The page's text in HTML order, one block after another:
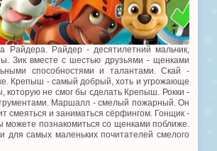
Райдера. Райдер - десятилетний мальчик,
Зик вместе с шестью друзьями - щенками
способностями и талантами. Скай -
Крепыш - самый добрый, хоть и угрожающе
которую не смог бы сделать Крепыш. Рокки -
Маршалл - смелый пожарный. Он
смеяться и заниматься сёрфингом. Гонщик -
можете познакомиться со щенками поближе.
самых маленьких почитателей смелого